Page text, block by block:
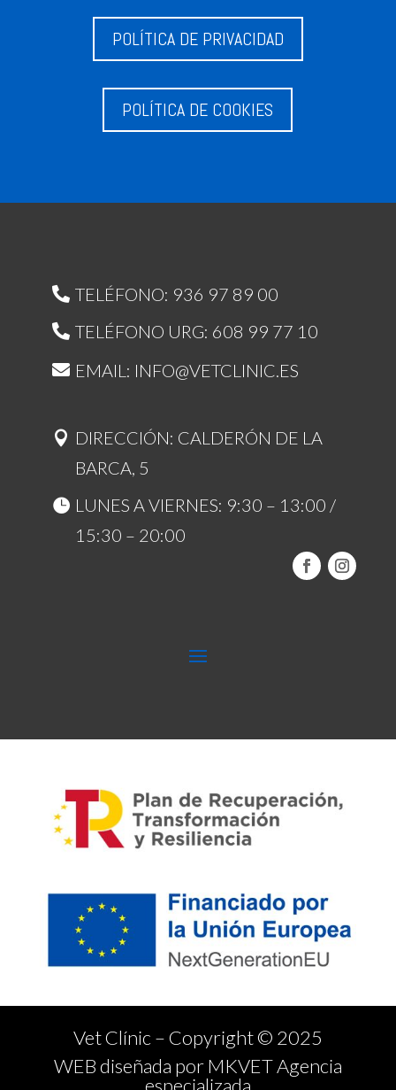
POLÍTICA DE PRIVACIDAD
POLÍTICA DE COOKIES
TELÉFONO: 936 97 89 00
TELÉFONO URG: 608 99 77 10
EMAIL: INFO@VETCLINIC.ES
DIRECCIÓN: CALDERÓN DE LA
BARCA, 5
LUNES A VIERNES: 9:30 – 13:00 /
15:30 – 20:00
Vet Clínic – Copyright © 2025
WEB diseñada por MKVET Agencia
especializada